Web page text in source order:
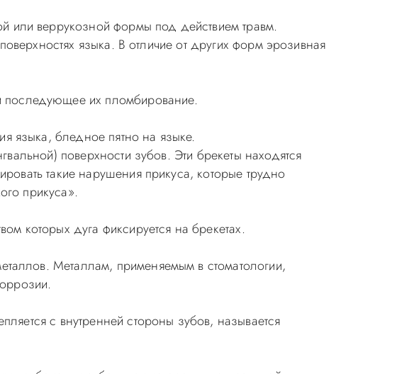
или веррукозной формы под действием травм.
языка. В отличие от других форм эрозивная
последующее их пломбирование.
языка, бледное пятно на языке.
поверхности зубов. Эти брекеты находятся
такие нарушения прикуса, которые трудно
прикуса».
которых дуга фиксируется на брекетах.
Металлам, применяемым в стоматологии,
с внутренней стороны зубов, называется